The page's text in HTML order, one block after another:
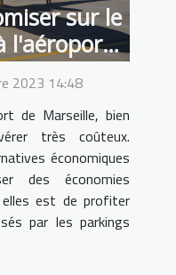
sur le
l'aéroport
aux
2023 14:48
de Marseille, bien
très coûteux.
économiques
des économies
elles est de profiter
par les parkings